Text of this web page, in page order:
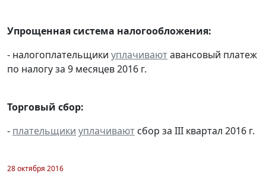
Упрощенная система налогообложения:
- налогоплательщики уплачиваютавансовый платеж
по налогу за 9 месяцев 2016 г.
Торговый сбор:
- плательщики уплачивают сбор за III квартал 2016 г.
28 октября 2016